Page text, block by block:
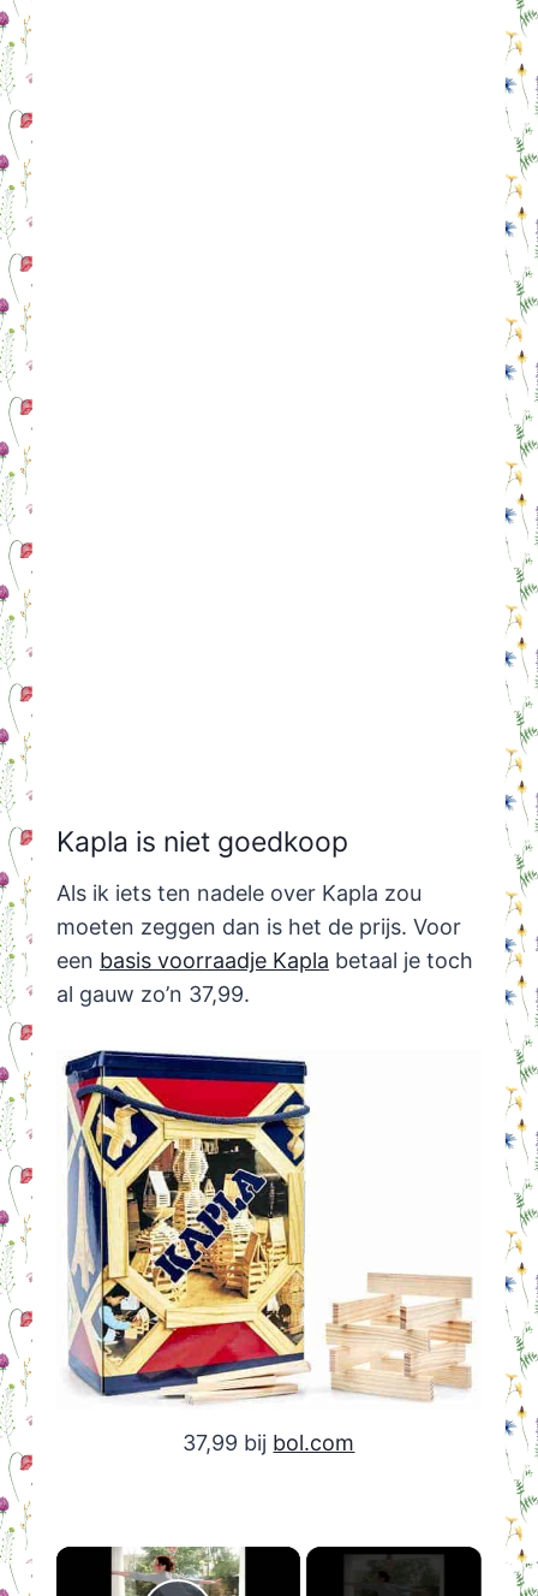
Kapla is niet goedkoop
Als ik iets ten nadele over Kapla zou
moeten zeggen dan is het de prijs. Voor
een basis voorraadje Kapla betaal je toch
al gauw zo’n 37,99.
37,99 bij bol.com
×